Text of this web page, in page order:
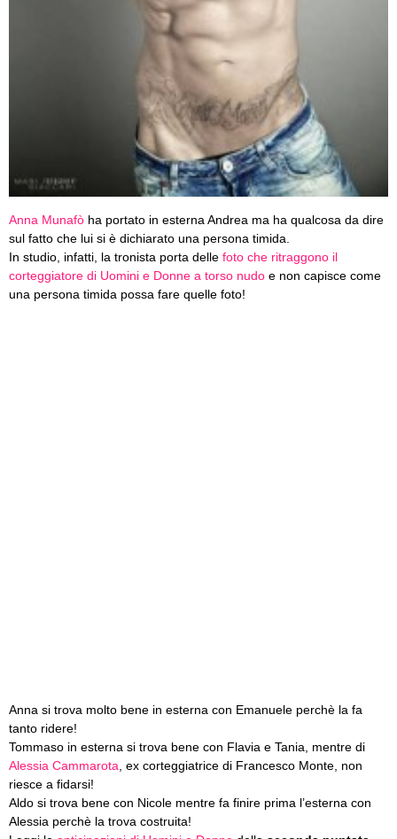
Anna Munafò ha portato in esterna Andrea ma ha qualcosa da dire
sul fatto che lui si è dichiarato una persona timida.
In studio, infatti, la tronista porta delle foto che ritraggono il
corteggiatore di Uomini e Donne a torso nudo e non capisce come
una persona timida possa fare quelle foto!
Anna si trova molto bene in esterna con Emanuele perchè la fa
tanto ridere!
Tommaso in esterna si trova bene con Flavia e Tania, mentre di
Alessia Cammarota , ex corteggiatrice di Francesco Monte, non
riesce a fidarsi!
Aldo si trova bene con Nicole mentre fa finire prima l’esterna con
Alessia perchè la trova costruita!